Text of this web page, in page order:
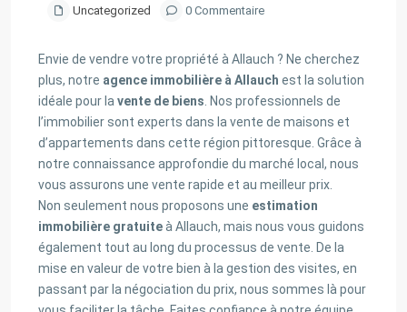
Uncategorized
0 Commentaire
Envie de vendre votre propriété à Allauch ? Ne cherchez
plus, notre agence immobilière à Allauch est la solution
idéale pour la vente de biens . Nos professionnels de
l’immobilier sont experts dans la vente de maisons et
d’appartements dans cette région pittoresque. Grâce à
notre connaissance approfondie du marché local, nous
vous assurons une vente rapide et au meilleur prix.
Non seulement nous proposons une estimation
immobilière gratuiteà Allauch, mais nous vous guidons
également tout au long du processus de vente. De la
mise en valeur de votre bien à la gestion des visites, en
passant par la négociation du prix, nous sommes là pour